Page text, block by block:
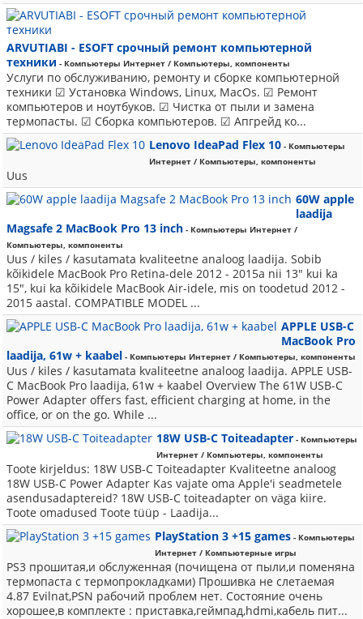
ARVUTIABI - ESOFT срочный ремонт компьютерной
техники - Компьютеры Интернет / Компьютеры, компоненты
Услуги по обслуживанию, ремонту и сборке компьютерной
техники ☑ Установка Windows, Linux, MacOs. ☑ Ремонт
компьютеров и ноутбуков. ☑ Чистка от пыли и замена
термопасты. ☑ Сборка компьютеров. ☑ Апгрейд ко...
Lenovo IdeaPad Flex 10 - Компьютеры
Интернет / Компьютеры, компоненты
Uus
60W apple
laadija
Magsafe 2 MacBook Pro 13 inch - Компьютеры Интернет /
Компьютеры, компоненты
Uus / kiles / kasutamata kvaliteetne analoog laadija. Sobib
kõikidele MacBook Pro Retina-dele 2012 - 2015a nii 13" kui ka
15", kui ka kõikidele MacBook Air-idele, mis on toodetud 2012 -
2015 aastal. COMPATIBLE MODEL ...
APPLE USB-C
MacBook Pro
laadija, 61w + kaabel - Компьютеры Интернет / Компьютеры, компоненты
Uus / kiles / kasutamata kvaliteetne analoog laadija. APPLE USB-
C MacBook Pro laadija, 61w + kaabel Overview The 61W USB-C
Power Adapter offers fast, efficient charging at home, in the
office, or on the go. While ...
18W USB-C Toiteadapter - Компьютеры
Интернет / Компьютеры, компоненты
Toote kirjeldus: 18W USB-C Toiteadapter Kvaliteetne analoog
18W USB-C Power Adapter Kas vajate oma Apple'i seadmetele
asendusadaptereid? 18W USB-C toiteadapter on väga kiire.
Toote omadused Toote tüüp - Laadija...
PlayStation 3 +15 games - Компьютеры
Интернет / Компьютерные игры
PS3 прошитая,и обслуженная (почищена от пыли,и поменяна
термопаста с термопрокладками) Прошивка не слетаемая
4.87 Evilnat,PSN рабочий проблем нет. Состояние очень
хорошее,в комплекте : приставка,геймпад,hdmi,кабель пит...